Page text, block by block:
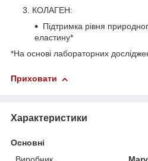
КОЛАГЕН:
Підтримка рівня
еластину*
*На основі лабораторних
Приховати
Характеристики
Основні
Виробник